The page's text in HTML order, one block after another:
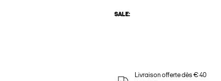
SALE:
Livraison offerte dès € 40